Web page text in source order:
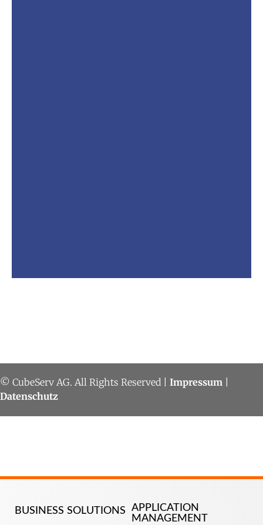
© CubeServ AG. All Rights Reserved | Impressum
Datenschutz
BUSINESS SOLUTIONS
APPLICATION
MANAGEMENT